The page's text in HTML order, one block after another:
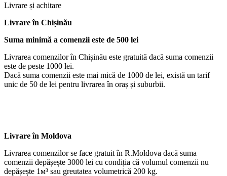
Livrare și achitare
Livrareîn Chișinău
Suma minimă a comenzii este de 500 lei
Livrarea comenzilor în Chișinău este gratuită dacă suma comenzii
este de peste 1000 lei.
Dacă suma comenzii este mai mică de 1000 de lei, există un tarif
unic de 50 de lei pentru livrarea în oraș și suburbii.
Livrare în Moldova
Livrarea comenzilor se face gratuit în R.Moldova dacă suma
comenzii depășește 3000 lei cu condiția că volumul comenzii nu
depășește 1м³ sau greutatea volumetrică 200 kg.